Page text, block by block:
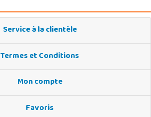
Service à la clientèle
Termes et Conditions
Mon compte
Favoris